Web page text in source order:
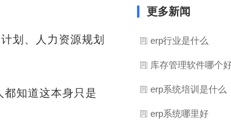
划、人力资源规划
知道这本身只是
更多新闻
erp行业是什么
库存管理软件哪个
erp系统培训是什么
erp系统哪里好